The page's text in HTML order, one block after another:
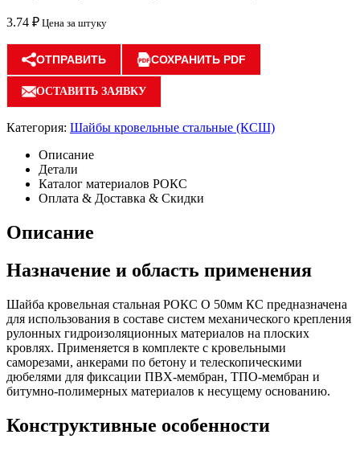
3.74 ₽ Цена за штуку
ОТПРАВИТЬ СОХРАНИТЬ PDF
ОСТАВИТЬ ЗАЯВКУ
Категория: Шайбы кровельные стальные (КСШ)
Описание
Детали
Каталог материалов РОКС
Оплата & Доставка & Скидки
Описание
Назначение и область применения
Шайба кровельная стальная РОКС O 50мм КС предназначена
для использования в составе систем механического крепления
рулонных гидроизоляционных материалов на плоских
кровлях. Применяется в комплекте с кровельными
саморезами, анкерами по бетону и телескопическими
дюбелями для фиксации ПВХ-мембран, ТПО-мембран и
битумно-полимерных материалов к несущему основанию.
Конструктивные особенности